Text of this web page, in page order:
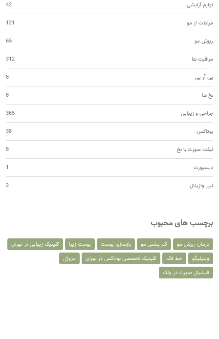
لوازم آرایشی 42
مرابقت از مو 121
ریزش مو 65
مراقبت ها 312
پی آر پی 8
نخ ها 8
جراحی و زیبایی 365
بوتاکس 38
لیفت صورت با نخ 8
دیسپورت 1
لیزر واژینال 2
برچسب های محبوب
درمان ریزش مو کم پشتی مو بازسازی پوست پوست زیبا
کلینیک زیبایی در تهران
ویتیلیگو
خط فک کلینیک تخصصی بوتاکس در تهران
مزوژل
فیشیال صورت در ونک